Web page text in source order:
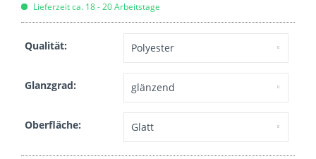
Lieferzeit ca. 18 - 20 Arbeitstage
Qualität:
Glanzgrad:
Oberfläche: